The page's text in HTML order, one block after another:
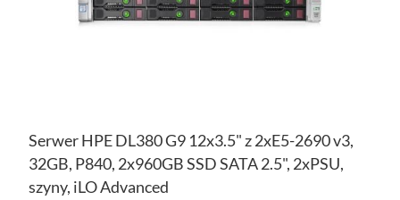
Serwer HPE DL380 G9 12x3.5" z 2xE5-2690 v3,
32GB, P840, 2x960GB SSD SATA 2.5", 2xPSU,
szyny, iLO Advanced